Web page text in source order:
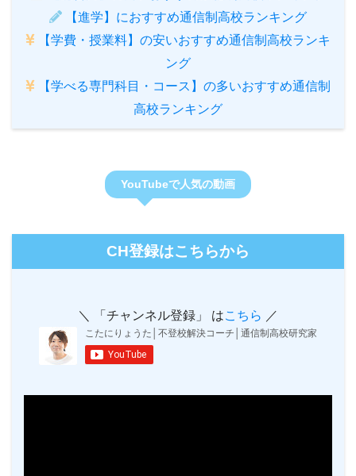
【進学】におすすめ通信制高校ランキング
【学費・授業料】の安いおすすめ通信制高校ランキ
ング
【学べる専門科目・コース】の多いおすすめ通信制
高校ランキング
YouTubeで人気の動画
CH登録はこちらから
＼ 「チャンネル登録」 はこちら ／